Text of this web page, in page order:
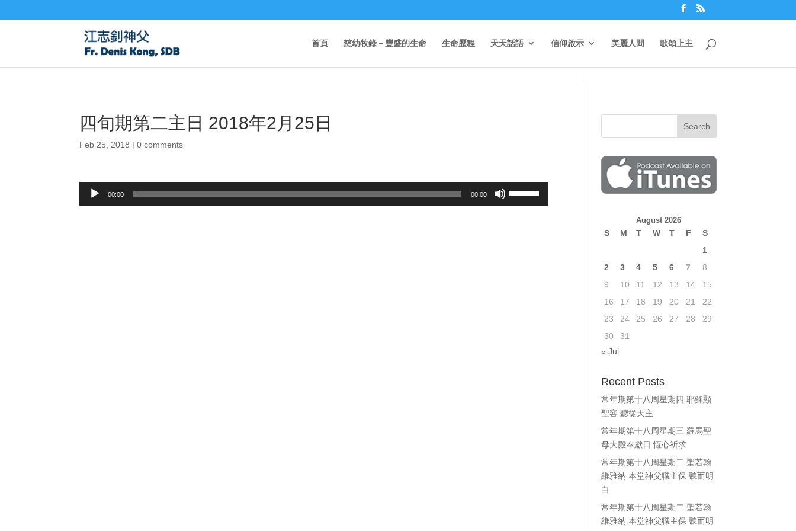
首頁 慈幼牧錄－豐盛的生命 生命歷程 天天話語 信仰啟示 美麗人間 歌頌上主
四旬期第二主日 2018年2月25日
Feb 25, 2018 |0 comments
Audio
00:00 00:00
August 2026
S M T W T F
S
1
2
3 4 5 6 7
8
9
10 11 12 13 14
15
16
17 18 19 20 21
22
23
24 25 26 27 28
29
30
31
« Jul
Recent Posts
常年期第十八周星期四 耶穌顯
聖容 聽從天主
常年期第十八周星期三 羅馬聖
母大殿奉獻日 恆心祈求
常年期第十八周星期二 聖若翰
維雅納 本堂神父職主保 聽而明
白
常年期第十八周星期二 聖若翰
維雅納 本堂神父職主保 聽而明